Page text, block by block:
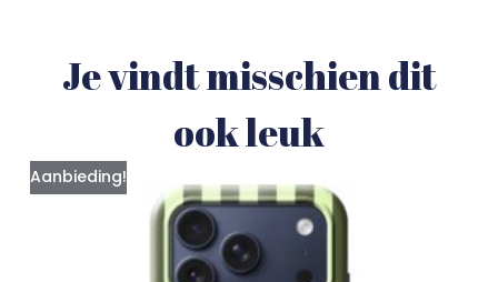
Je vindt misschien dit
ook leuk
Aanbieding!